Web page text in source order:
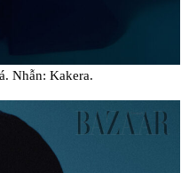
Nhẫn: Kakera.